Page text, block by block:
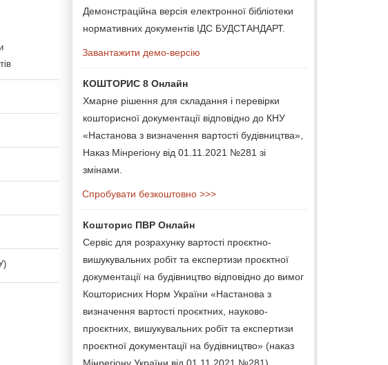
Демонстраційна версія електронної бібліотеки
нормативних документів ІДС БУДСТАНДАРТ.
Завантажити демо-версію
КОШТОРИС 8 Онлайн
Хмарне рішення для складання і перевірки
кошторисної документації відповідно до КНУ
«Настанова з визначення вартості будівництва»,
Наказ Мінрегіону від 01.11.2021 №281 зі
змінами.
Спробувати безкоштовно >>>
Кошторис ПВР Онлайн
Сервіс для розрахунку вартості проєктно-
вишукувальних робіт та експертизи проєктної
документації на будівництво відповідно до вимог
Кошторисних Норм України «Настанова з
визначення вартості проєктних, науково-
проєктних, вишукувальних робіт та експертизи
проєктної документації на будівництво» (наказ
Мінрегіону України від 01.11.2021 №281).